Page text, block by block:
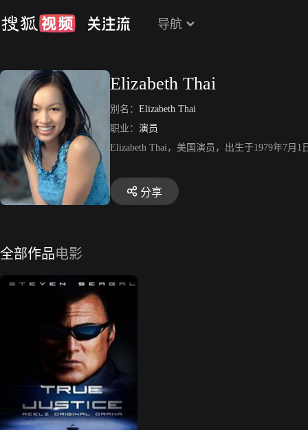
导航
Elizabeth Thai
别名： Elizabeth Thai
职业： 演员
Elizabeth Thai，美国演员，出生于1979年7月
分享
全部作品电影